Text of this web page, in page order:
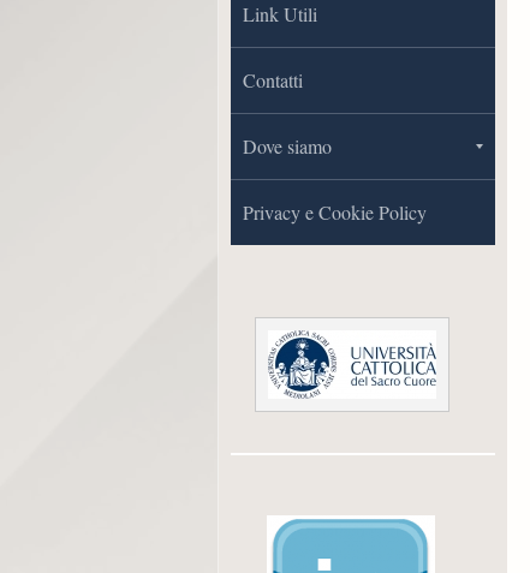
Link Utili
Contatti
Dove siamo
Privacy e Cookie Policy